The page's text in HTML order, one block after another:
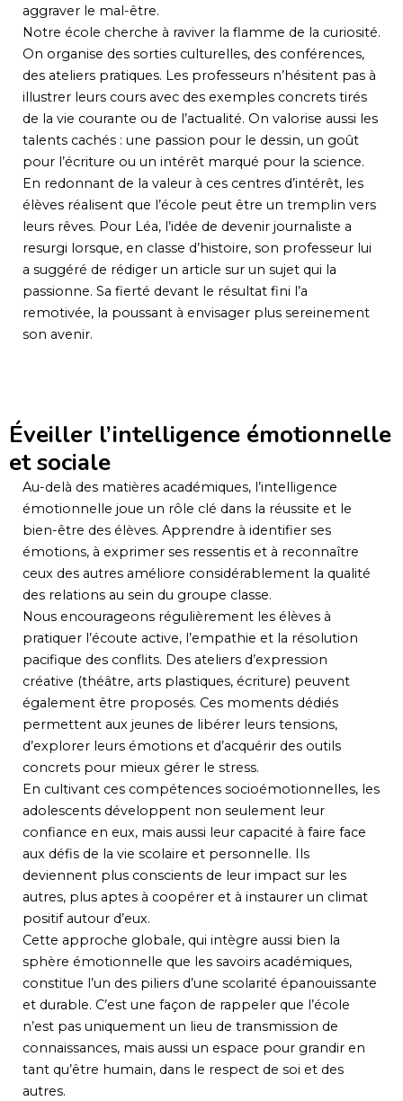
aggraver le mal-être.
Notre école cherche à raviver la flamme de la curiosité.
On organise des sorties culturelles, des conférences,
des ateliers pratiques. Les professeurs n’hésitent pas à
illustrer leurs cours avec des exemples concrets tirés
de la vie courante ou de l’actualité. On valorise aussi les
talents cachés : une passion pour le dessin, un goût
pour l’écriture ou un intérêt marqué pour la science.
En redonnant de la valeur à ces centres d’intérêt, les
élèves réalisent que l’école peut être un tremplin vers
leurs rêves. Pour Léa, l’idée de devenir journaliste a
resurgi lorsque, en classe d’histoire, son professeur lui
a suggéré de rédiger un article sur un sujet qui la
passionne. Sa fierté devant le résultat fini l’a
remotivée, la poussant à envisager plus sereinement
son avenir.
Éveiller l’intelligence émotionnelle
et sociale
Au-delà des matières académiques, l’intelligence
émotionnelle joue un rôle clé dans la réussite et le
bien-être des élèves. Apprendre à identifier ses
émotions, à exprimer ses ressentis et à reconnaître
ceux des autres améliore considérablement la qualité
des relations au sein du groupe classe.
Nous encourageons régulièrement les élèves à
pratiquer l’écoute active, l’empathie et la résolution
pacifique des conflits. Des ateliers d’expression
créative (théâtre, arts plastiques, écriture) peuvent
également être proposés. Ces moments dédiés
permettent aux jeunes de libérer leurs tensions,
d’explorer leurs émotions et d’acquérir des outils
concrets pour mieux gérer le stress.
En cultivant ces compétences socioémotionnelles, les
adolescents développent non seulement leur
confiance en eux, mais aussi leur capacité à faire face
aux défis de la vie scolaire et personnelle. Ils
deviennent plus conscients de leur impact sur les
autres, plus aptes à coopérer et à instaurer un climat
positif autour d’eux.
Cette approche globale, qui intègre aussi bien la
sphère émotionnelle que les savoirs académiques,
constitue l’un des piliers d’une scolarité épanouissante
et durable. C’est une façon de rappeler que l’école
n’est pas uniquement un lieu de transmission de
connaissances, mais aussi un espace pour grandir en
tant qu’être humain, dans le respect de soi et des
autres.